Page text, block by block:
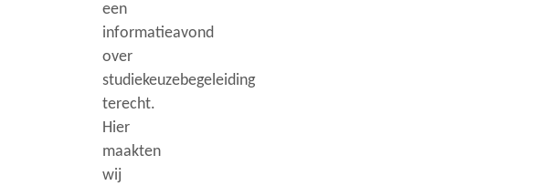
een
informatieavond
over
studiekeuzebegeleiding
terecht.
Hier
maakten
wij